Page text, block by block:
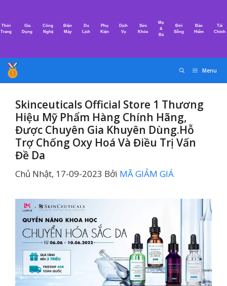
nội
Thời
Trang
Gia
Dụng
Công
Nghệ
Điện
Máy
Du
Lịch
Phụ
Kiện
Dịch
Vụ
Sức
Khỏe
Mẹ
&
Bé
Đời
Sống
Bảo
Hiểm
Tài
Chính
Menu
Skinceuticals Official Store 1 Thương
Hiệu Mỹ Phẩm Hàng Chính Hãng,
Được Chuyên Gia Khuyên Dùng.Hỗ
Trợ Chống Oxy Hoá Và Điều Trị Vấn
Đề Da
Chủ Nhật, 17-09-2023 Bởi MÃ GIẢM GIÁ